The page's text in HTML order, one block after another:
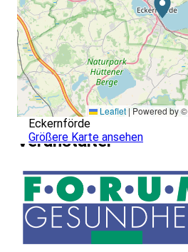
Leaflet | Powered by ©
Eckernförde
Größere Karte ansehen
Veranstalter